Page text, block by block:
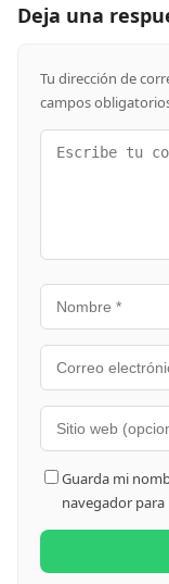
Deja una
Tu dirección de
campos
Guarda mi
navegador